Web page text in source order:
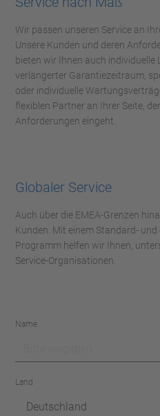
Wir passen unseren Service an
Unsere Kunden und deren
bieten wir Ihnen auch individuelle
verlängerter Garantiezeitraum,
oder individuelle
flexiblen Partner an Ihrer Seite,
Anforderungen eingeht.
Globaler Service
Auch über die EMEA-Grenzen
Kunden. Mit einem Standard-
Programm helfen wir Ihnen,
Service-Organisationen.
Name
Land